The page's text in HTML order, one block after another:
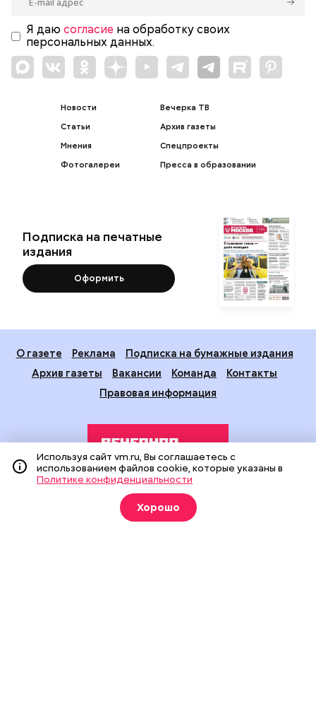
Я даю согласие на обработку своих
персональных данных.
Новости
Статьи
Мнения
Фотогалереи
Вечерка ТВ
Архив газеты
Спецпроекты
Пресса в образовании
Подписка на печатные
издания
Оформить
О газете Реклама
Подписка на бумажные издания
Архив газеты
Вакансии Команда
Контакты
Правовая информация
Издание создано при финансовой поддержке Департамента
средств массовой информации и рекламы города Москвы.
На сайте применяются рекомендательные технологии
Используя сайт vm.ru, Вы соглашаетесь с
использованием файлов cookie, которые указаны в
Политике конфиденциальности
Хорошо